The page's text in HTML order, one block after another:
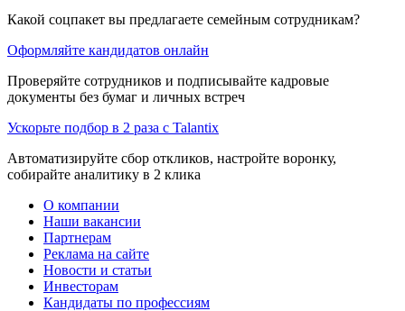
Какой соцпакет вы предлагаете семейным сотрудникам?
Оформляйте кандидатов онлайн
Проверяйте сотрудников и подписывайте кадровые
документы без бумаг и личных встреч
Ускорьте подбор в 2 раза с Talantix
Автоматизируйте сбор откликов, настройте воронку,
собирайте аналитику в 2 клика
О компании
Наши вакансии
Партнерам
Реклама на сайте
Новости и статьи
Инвесторам
Кандидаты по профессиям